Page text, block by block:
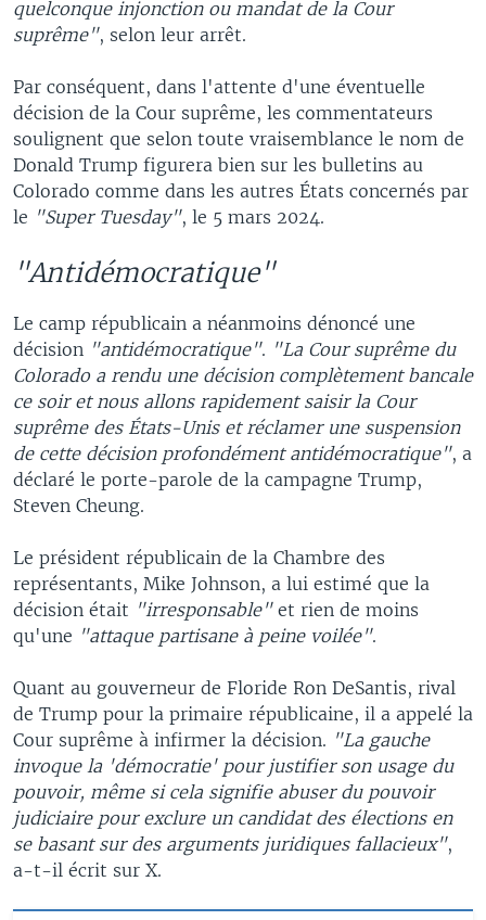
quelconque injonction ou mandat de la Cour
suprême", selon leur arrêt.
Par conséquent, dans l'attente d'une éventuelle
décision de la Cour suprême, les commentateurs
soulignent que selon toute vraisemblance le nom de
Donald Trump figurera bien sur les bulletins au
Colorado comme dans les autres États concernés par
le "Super Tuesday", le 5 mars 2024.
"Antidémocratique"
Le camp républicain a néanmoins dénoncé une
décision "antidémocratique". "La Cour suprême du
Colorado a rendu une décision complètement bancale
ce soir et nous allons rapidement saisir la Cour
suprême des États-Unis et réclamer une suspension
de cette décision profondément antidémocratique", a
déclaré le porte-parole de la campagne Trump,
Steven Cheung.
Le président républicain de la Chambre des
représentants, Mike Johnson, a lui estimé que la
décision était "irresponsable"et rien de moins
qu'une "attaque partisane à peine voilée".
Quant au gouverneur de Floride Ron DeSantis, rival
de Trump pour la primaire républicaine, il a appelé la
Cour suprême à infirmer la décision. "La gauche
invoque la 'démocratie' pour justifier son usage du
pouvoir, même si cela signifie abuser du pouvoir
judiciaire pour exclure un candidat des élections en
se basant sur des arguments juridiques fallacieux",
a-t-il écrit sur X.